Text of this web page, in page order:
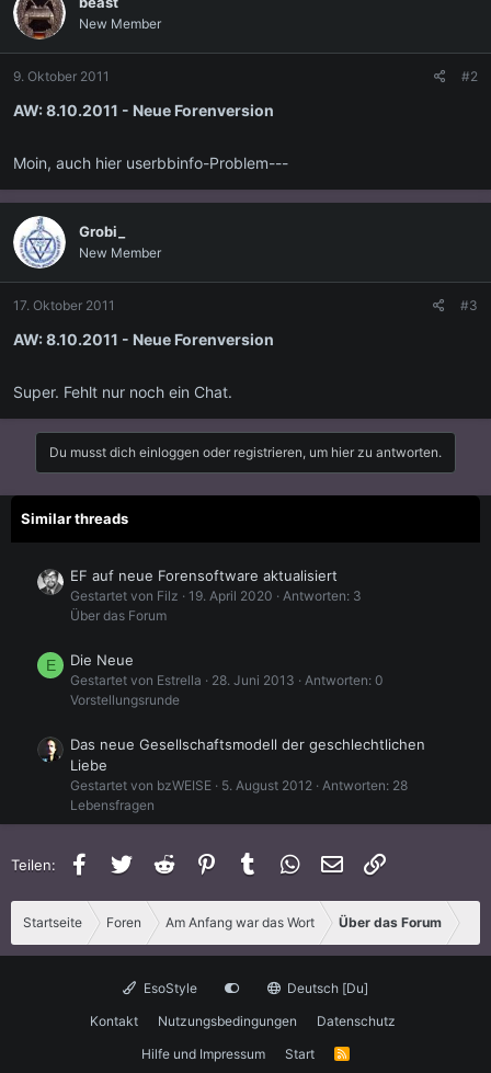
New Member
9. Oktober 2011 #2
AW: 8.10.2011 - Neue Forenversion
Moin, auch hier userbbinfo-Problem---
Grobi_
New Member
17. Oktober 2011 #3
AW: 8.10.2011 - Neue Forenversion
Super. Fehlt nur noch ein Chat.
Du musst dich einloggen oder registrieren, um hier zu antworten.
Similar threads
EF auf neue Forensoftware aktualisiert
Gestartet von Filz 19. April 2020
Antworten: 3
Über das Forum
E Die Neue
Gestartet von Estrella 28. Juni 2013
Antworten: 0
Vorstellungsrunde
Das neue Gesellschaftsmodell der geschlechtlichen
Liebe
Gestartet von bzWEISE 5. August 2012
Antworten: 28
Lebensfragen
18. Mai 2012 - Neue Forenversion
Gestartet von Filz 18. Mai 2012
Antworten: 4
Eine Neue
Gestartet von Phoenix13 3. Mai 2011 Antworten: 4
Die "neue" Steckdose
Seltsame Erlebnisse und Begegnungen
Teilen: FacebookTwitter Reddit PinterestTumblr WhatsApp
E-Mail
Startseite Foren Am Anfang war das Wort Über das Forum
EsoStyle
Deutsch [Du]
Kontakt
Nutzungsbedingungen
Datenschutz
Hilfe und Impressum
Start
R